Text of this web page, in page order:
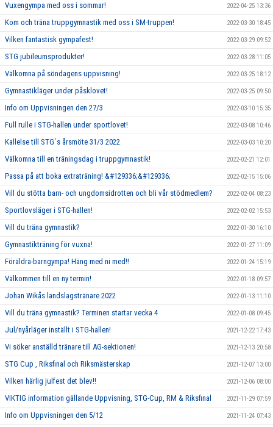
Vuxengympa med oss i sommar! 2022-04-25 13:36
Kom och träna truppgymnastik med oss i SM-truppen! 2022-03-30 18:45
Vilken fantastisk gympafest! 2022-03-29 09:52
STG jubileumsprodukter! 2022-03-28 11:05
Välkomna på söndagens uppvisning! 2022-03-25 18:12
Gymnastikläger under påsklovet! 2022-03-25 09:50
Info om Uppvisningen den 27/3 2022-03-10 15:35
Full rulle i STG-hallen under sportlovet! 2022-03-08 10:46
Kallelse till STG´s årsmöte 31/3 2022 2022-03-03 10:20
Välkomna till en träningsdag i truppgymnastik! 2022-02-21 12:01
Passa på att boka extraträning! &#129336;&#129336; 2022-02-15 15:06
Vill du stötta barn- och ungdomsidrotten och bli vår stödmedlem? 2022-02-04 08:23
Sportlovsläger i STG-hallen! 2022-02-02 15:53
Vill du träna gymnastik? 2022-01-30 16:10
Gymnastikträning för vuxna! 2022-01-27 11:09
Föräldra-barngympa! Häng med ni med!! 2022-01-24 15:19
Välkommen till en ny termin! 2022-01-18 09:57
Johan Wikås landslagstränare 2022 2022-01-13 11:10
Vill du träna gymnastik? Terminen startar vecka 4 2022-01-08 09:45
Jul/nyårläger inställt i STG-hallen! 2021-12-22 17:43
Vi söker anställd tränare till AG-sektionen! 2021-12-13 20:58
STG Cup , Riksfinal och Riksmästerskap 2021-12-07 13:00
Vilken härlig julfest det blev!! 2021-12-06 08:00
VIKTIG information gällande Uppvisning, STG-Cup, RM & Riksfinal 2021-11-29 07:59
Info om Uppvisningen den 5/12 2021-11-24 07:43